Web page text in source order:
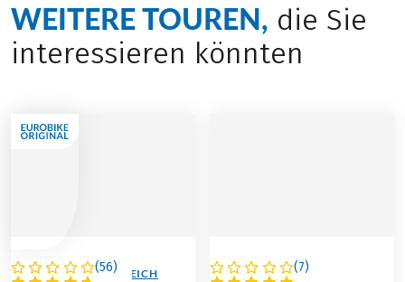
WEITERE TOUREN, die Sie
interessieren könnten
(56)
ITALIEN / ÖSTERREICH (7)
DEUTSCHLAND